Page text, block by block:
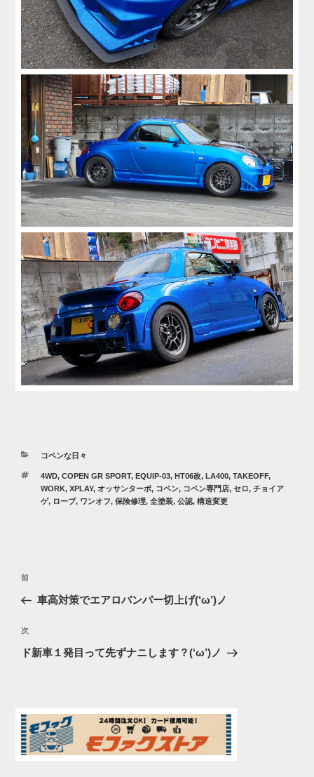
カ
ゴ
リ
ー
コペンな日々
タ
グ
4WD, COPEN GR SPORT, EQUIP-03, HT06改, LA400, TAKEOFF,
WORK, XPLAY, オッサンターボ, コペン, コペン専門店, セロ, チョイア
ゲ, ローブ, ワンオフ, 保険修理, 全塗装, 公認, 構造変更
投
ナ
ビ
ゲ
ン
過
去
投
稿
前
車高対策でエアロバンパー切上げ(‘ω’)ノ
次
の
次
ド新車１発目って先ずナニします？(‘ω’)ノ